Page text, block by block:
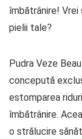
îmbătrânire!
pielii tale?
Pudra Veze
concepută
estomparea
îmbătrânire.
o strălucire